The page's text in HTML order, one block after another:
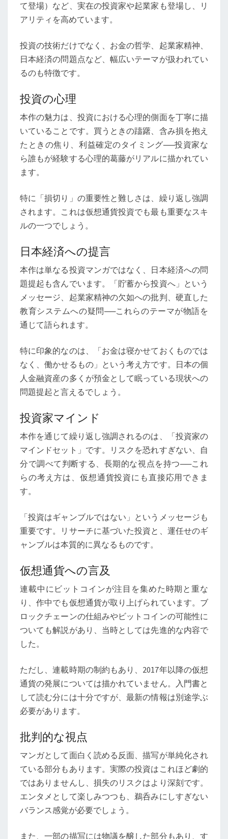
て登場）など、実在の投資家や起業家も登場し、リ
アリティを高めています。
投資の技術だけでなく、お金の哲学、起業家精神、
日本経済の問題点など、幅広いテーマが扱われてい
るのも特徴です。
投資の心理
本作の魅力は、投資における心理的側面を丁寧に描
いていることです。買うときの躊躇、含み損を抱え
たときの焦り、利益確定のタイミング──投資家な
ら誰もが経験する心理的葛藤がリアルに描かれてい
ます。
特に「損切り」の重要性と難しさは、繰り返し強調
されます。これは仮想通貨投資でも最も重要なスキ
ルの一つでしょう。
日本経済への提言
本作は単なる投資マンガではなく、日本経済への問
題提起も含んでいます。「貯蓄から投資へ」という
メッセージ、起業家精神の欠如への批判、硬直した
教育システムへの疑問──これらのテーマが物語を
通じて語られます。
特に印象的なのは、「お金は寝かせておくものでは
なく、働かせるもの」という考え方です。日本の個
人金融資産の多くが預金として眠っている現状への
問題提起と言えるでしょう。
投資家マインド
本作を通じて繰り返し強調されるのは、「投資家の
マインドセット」です。リスクを恐れすぎない、自
分で調べて判断する、長期的な視点を持つ──これ
らの考え方は、仮想通貨投資にも直接応用できま
す。
「投資はギャンブルではない」というメッセージも
重要です。リサーチに基づいた投資と、運任せのギ
ャンブルは本質的に異なるものです。
仮想通貨への言及
連載中にビットコインが注目を集めた時期と重な
り、作中でも仮想通貨が取り上げられています。ブ
ロックチェーンの仕組みやビットコインの可能性に
ついても解説があり、当時としては先進的な内容で
した。
ただし、連載時期の制約もあり、2017年以降の仮想
通貨の発展については描かれていません。入門書と
して読む分には十分ですが、最新の情報は別途学ぶ
必要があります。
批判的な視点
マンガとして面白く読める反面、描写が単純化され
ている部分もあります。実際の投資はこれほど劇的
ではありませんし、損失のリスクはより深刻です。
エンタメとして楽しみつつも、鵜呑みにしすぎない
バランス感覚が必要でしょう。
また、一部の描写には物議を醸した部分もあり、す